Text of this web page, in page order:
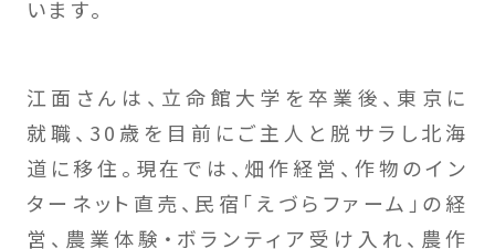
います。
江面さんは、立命館大学を卒業後、東京に
就職、30歳を目前にご主人と脱サラし北海
道に移住。現在では、畑作経営、作物のイン
ターネット直売、民宿「えづらファーム」の経
営、農業体験・ボランティア受け入れ、農作